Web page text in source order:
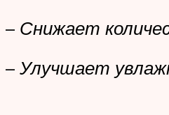
– Снижает
– Улучшает